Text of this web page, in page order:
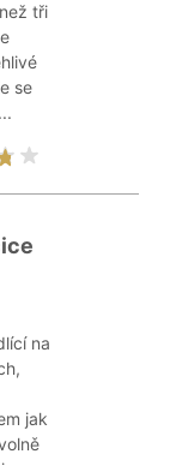
tři
se
na
jak